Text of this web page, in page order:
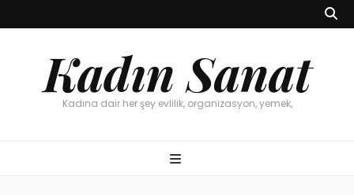
Kadın Sanat
Kadına dair her şey evlilik, organizasyon, yemek,